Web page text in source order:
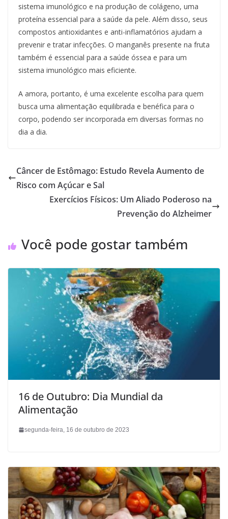
sistema imunológico e na produção de colágeno, uma
proteína essencial para a saúde da pele. Além disso, seus
compostos antioxidantes e anti-inflamatórios ajudam a
prevenir e tratar infecções. O manganês presente na fruta
também é essencial para a saúde óssea e para um
sistema imunológico mais eficiente.
A amora, portanto, é uma excelente escolha para quem
busca uma alimentação equilibrada e benéfica para o
corpo, podendo ser incorporada em diversas formas no
dia a dia.
Câncer de Estômago: Estudo Revela Aumento de
Risco com Açúcar e Sal
Exercícios Físicos: Um Aliado Poderoso na
Prevenção do Alzheimer
Você pode gostar também
16 de Outubro: Dia Mundial da
Alimentação
segunda-feira, 16 de outubro de 2023